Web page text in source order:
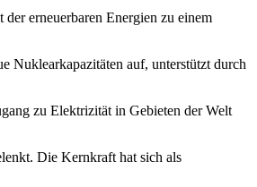
erneuerbaren Energien zu einem
Nuklearkapazitäten auf, unterstützt durch
zu Elektrizität in Gebieten der Welt
Die Kernkraft hat sich als